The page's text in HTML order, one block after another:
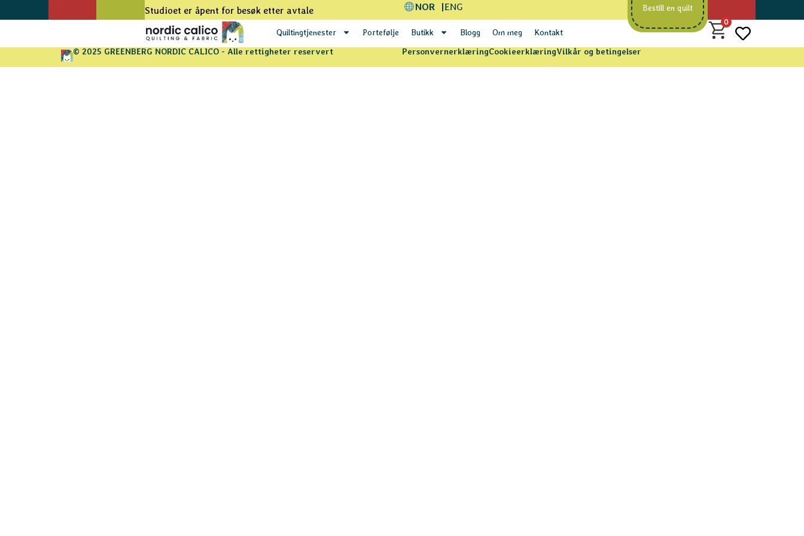
Studioet er åpent for besøk etter avtale NOR ENG
Quiltingtjenester Portefølje Butikk Blogg Om meg Kontakt
Bestill en quilt
0
© 2025 GREENBERG NORDIC CALICO - Alle rettigheter reservert PersonvernerklæringCookieerklæringVilkår og betingelser